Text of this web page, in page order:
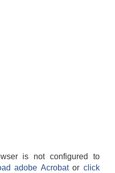
is not configured to
adobe Acrobatorclick